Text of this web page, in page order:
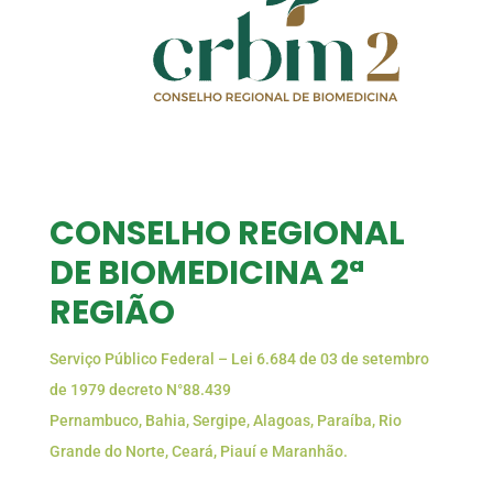
CONSELHO REGIONAL
DE BIOMEDICINA 2ª
REGIÃO
Serviço Público Federal – Lei 6.684 de 03 de setembro
de 1979 decreto N°88.439
Pernambuco, Bahia, Sergipe, Alagoas, Paraíba, Rio
Grande do Norte, Ceará, Piauí e Maranhão.